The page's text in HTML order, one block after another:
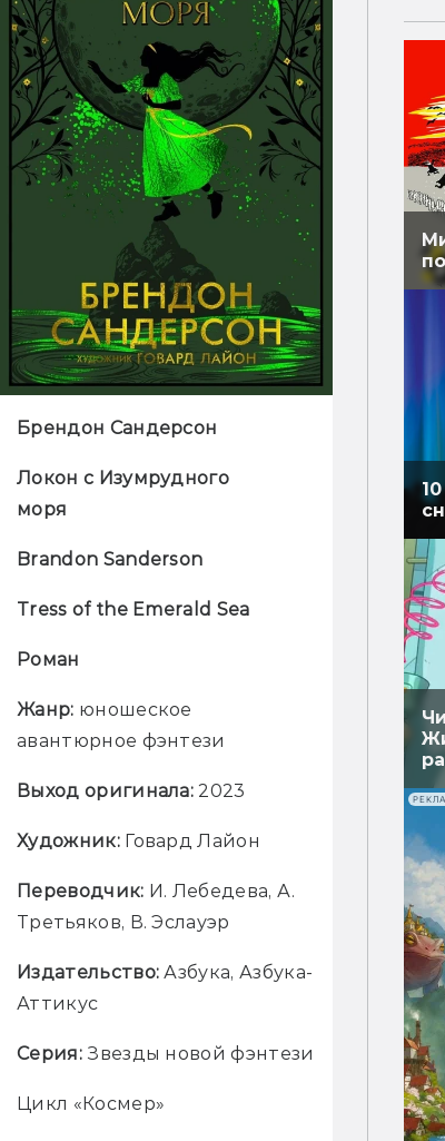
Брендон Сандерсон
Локон с Изумрудного
моря
Brandon Sanderson
Tress of the Emerald Sea
Роман
Жанр: юношеское
авантюрное фэнтези
Выход оригинала: 2023
Художник: Говард Лайон
Переводчик: И. Лебедева, А.
Третьяков, В. Эслауэр
Издательство: Азбука, Азбука-
Аттикус
Серия: Звезды новой фэнтези
Цикл «Космер»